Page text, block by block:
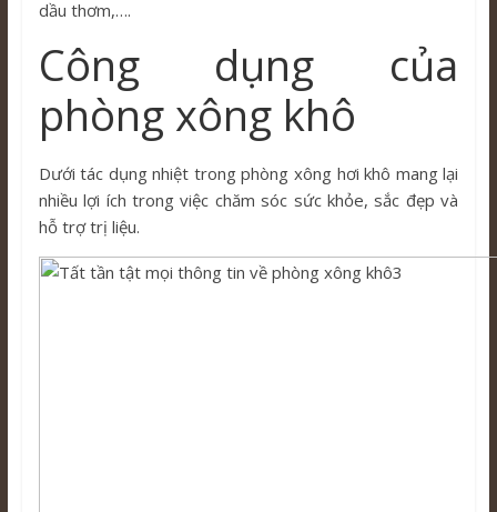
dầu thơm,….
Công dụng của
phòng xông khô
Dưới tác dụng nhiệt trong phòng xông hơi khô mang lại
nhiều lợi ích trong việc chăm sóc sức khỏe, sắc đẹp và
hỗ trợ trị liệu.